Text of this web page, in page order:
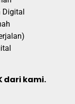
Digital
dari kami.